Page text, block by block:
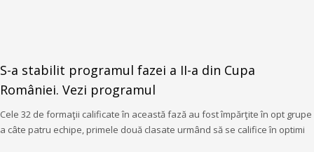
S-a stabilit programul fazei a II-a din Cupa
României. Vezi programul
Cele 32 de formaţii calificate în această fază au fost împărţite în opt grupe
a câte patru echipe, primele două clasate urmând să se califice în optimi